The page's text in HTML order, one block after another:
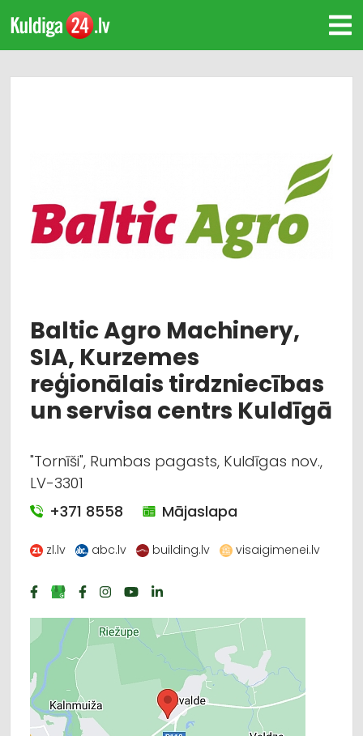
Baltic Agro Machinery,
SIA, Kurzemes
reģionālais tirdzniecības
un servisa centrs Kuldīgā
"Tornīši", Rumbas pagasts, Kuldīgas nov.,
LV-3301
+371 8558
Mājaslapa
zl.lv abc.lv building.lv visaigimenei.lv